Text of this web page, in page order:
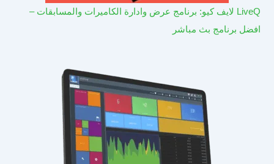
LiveQ لايف كيو: برنامج عرض وادارة الكاميرات والمسابقات –
افضل برنامج بث مباشر